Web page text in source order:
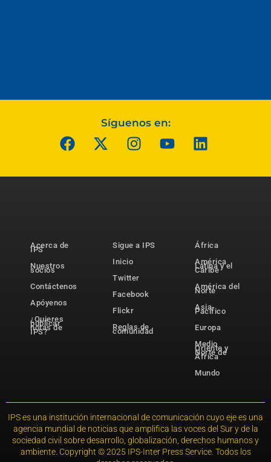
Síguenos en:
Acerca de
IPS
Nuestros
socios
Contáctenos
Apóyenos
¿Quieres
publicar
notas de
IPS?
Sigue a IPS
Inicio
Twitter
Facebook
Flickr
Reglas de
comunidad
África
América
Latina y el
Caribe
América del
Norte
Asia-
Pacífico
Europa
Medio
Oriente y
Norte de
África
Mundo
IPS es una institución internacional de comunicación cuyo eje es una
agencia mundial de noticias que amplifica las voces del Sur y de la
sociedad civil sobre desarrollo, globalización, derechos humanos y
ambiente. Copyright © 2025 IPS-Inter Press Service. Todos los